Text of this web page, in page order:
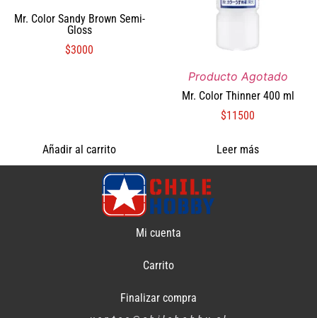
Mr. Color Sandy Brown Semi-
Gloss
$3000
Añadir al carrito
Producto Agotado
Mr. Color Thinner 400 ml
$11500
Leer más
Mi cuenta
Carrito
Finalizar compra